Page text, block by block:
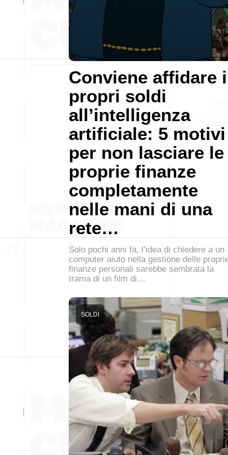
Conviene affidare i
propri soldi
all’intelligenza
artificiale: 5 motivi
per non lasciare le
proprie finanze
completamente
nelle mani di una
rete…
Solo pochi anni fa, l’idea di chiedere a un
computer aiuto nella gestione delle
finanze personali sarebbe sembrata la
trama di un film di…
SOLDI